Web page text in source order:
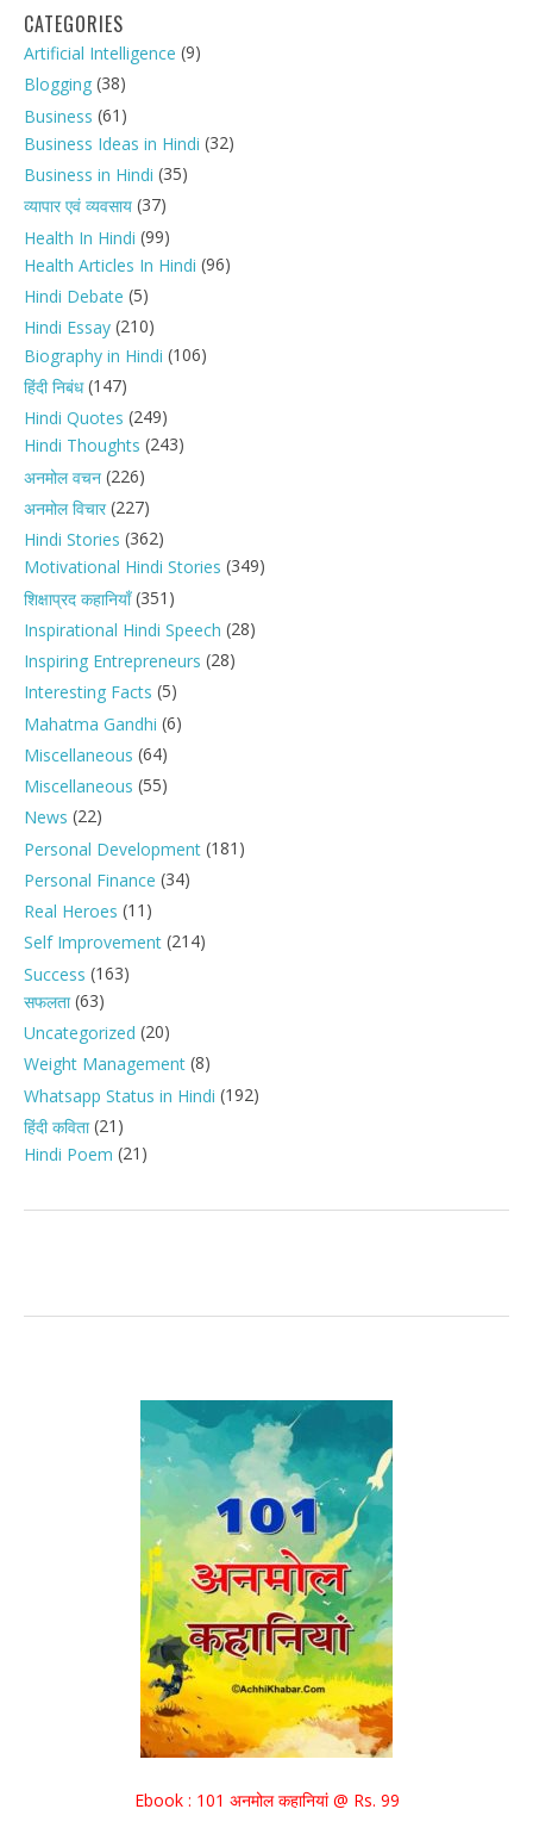
CATEGORIES
Artificial Intelligence (9)
Blogging (38)
Business (61)
Business Ideas in Hindi (32)
Business in Hindi (35)
व्यापार एवं व्यवसाय (37)
Health In Hindi (99)
Health Articles In Hindi (96)
Hindi Debate (5)
Hindi Essay (210)
Biography in Hindi (106)
हिंदी निबंध(147)
Hindi Quotes (249)
Hindi Thoughts (243)
अनमोल वचन (226)
अनमोल विचार(227)
Hindi Stories (362)
Motivational Hindi Stories (349)
शिक्षाप्रद कहानियाँ(351)
Inspirational Hindi Speech (28)
Inspiring Entrepreneurs (28)
Interesting Facts (5)
Mahatma Gandhi (6)
Miscellaneous (64)
Miscellaneous (55)
News (22)
Personal Development (181)
Personal Finance (34)
Real Heroes (11)
Self Improvement (214)
Success (163)
सफलता(63)
Uncategorized (20)
Weight Management (8)
Whatsapp Status in Hindi (192)
हिंदी कविता(21)
Hindi Poem (21)
Ebook : 101 अनमोल कहानियां @ Rs. 99